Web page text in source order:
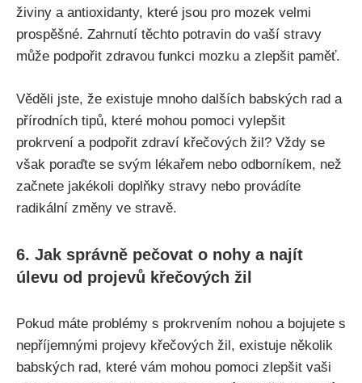
živiny a‌ antioxidanty, které jsou pro mozek velmi
prospěšné. Zahrnutí‌ těchto potravin do ⁤vaší stravy
může podpořit zdravou funkci mozku a zlepšit paměť.
Věděli jste,⁤ že​ existuje mnoho dalších babských rad a
přírodních tipů, které mohou pomoci vylepšit
⁣prokrvení a podpořit zdraví křečových žil?⁤ Vždy se
však poraďte se svým lékařem nebo odborníkem, než
začnete jakékoli doplňky stravy nebo provádíte
radikální změny ve⁢ stravě.
6. Jak správně pečovat o nohy ‌a najít
úlevu‌ od​ projevů křečových žil
Pokud​ máte problémy s prokrvením⁣ nohou a bojujete s
nepříjemnými projevy křečových‌ žil, existuje‍ několik
babských rad, které vám mohou pomoci zlepšit vaši